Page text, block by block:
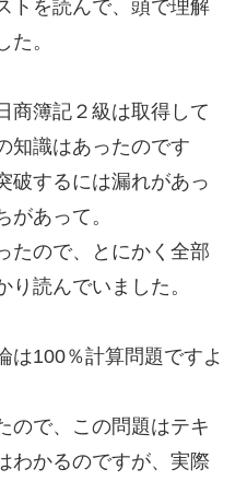
トを読んで、頭で理解
た。
商簿記２級は取得して
知識はあったのです
破するには漏れがあっ
があって。
たので、とにかく全部
読んでいました。
は100％計算問題ですよ
ので、この問題はテキ
わかるのですが、実際